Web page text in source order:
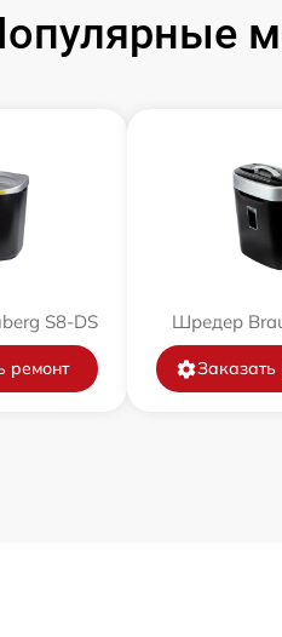
S8-DS
ремонт
Шредер
Заказать